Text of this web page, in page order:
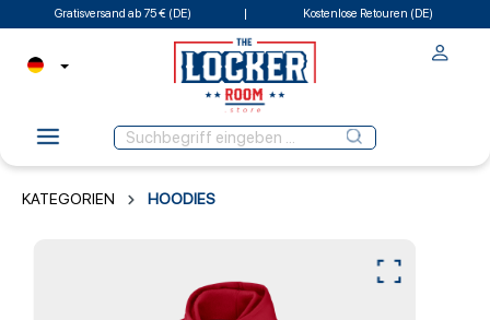
Gratisversand ab 75 € (DE) Kostenlose Retouren (DE)
KATEGORIEN HOODIES